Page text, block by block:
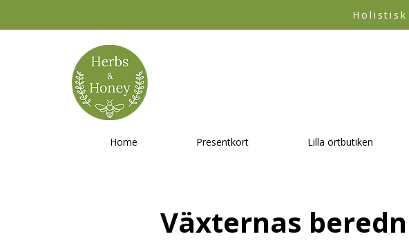
Home Presentkort Lilla örtbutiken
Växternas